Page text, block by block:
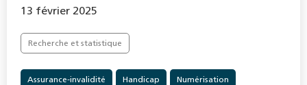
13 février 2025
Recherche et statistique
Assurance-invalidité Handicap Numérisation